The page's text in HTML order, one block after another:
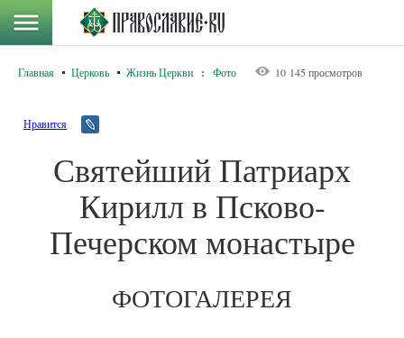
Главная Церковь Жизнь Церкви : Фото 10 145 просмотров
Нравится
Святейший Патриарх
Кирилл в Псково-
Печерском монастыре
ФОТОГАЛЕРЕЯ